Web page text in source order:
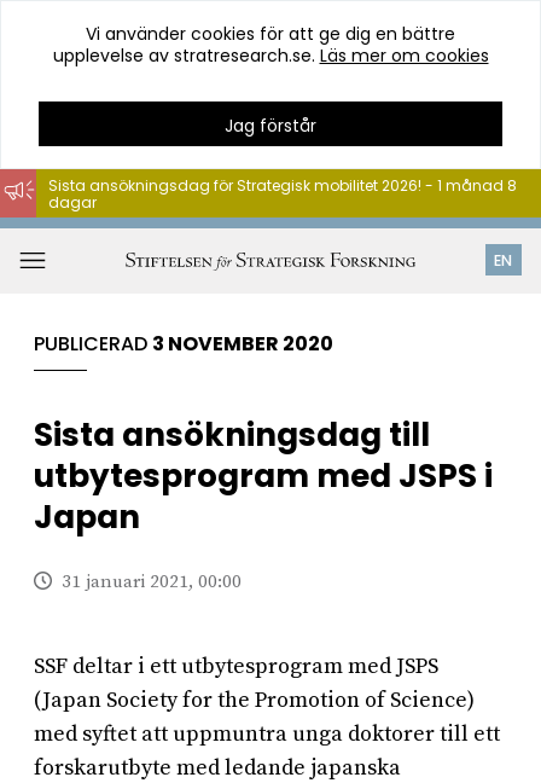
Hoppa
till
innehåll
Vi använder cookies för att ge dig en bättre
upplevelse av stratresearch.se. Läs mer om cookies
Jag förstår
EN
Sista ansökningsdag för Strategisk mobilitet 2026! - 1 månad 8
dagar
PUBLICERAD 3 NOVEMBER 2020
Sista ansökningsdag till
utbytesprogram med JSPS i
Japan
31 januari 2021, 00:00
SSF deltar i ett utbytesprogram med JSPS
(Japan Society for the Promotion of Science)
med syftet att uppmuntra unga doktorer till ett
forskarutbyte med ledande japanska